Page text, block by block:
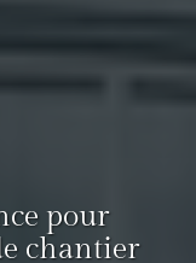
pour
chantier